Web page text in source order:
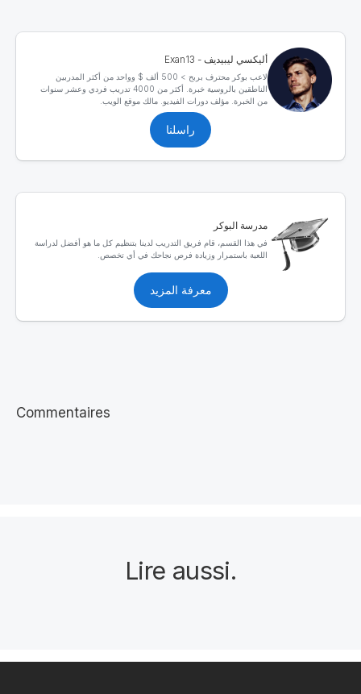
أليكسي ليبيديف - Exan13
لاعب بوكر محترف بربح > 500 ألف $ وواحد من أكثر المدربين
الناطقين بالروسية خبرة. أكثر من 4000 تدريب فردي وعشر سنوات
من الخبرة. مؤلف دورات الفيديو. مالك موقع الويب.
راسلنا
مدرسة البوكر
في هذا القسم، قام فريق التدريب لدينا بتنظيم كل ما هو أفضل لدراسة
اللعبة باستمرار وزيادة فرص نجاحك في أي تخصص.
معرفة المزيد
Commentaires
Lire aussi.